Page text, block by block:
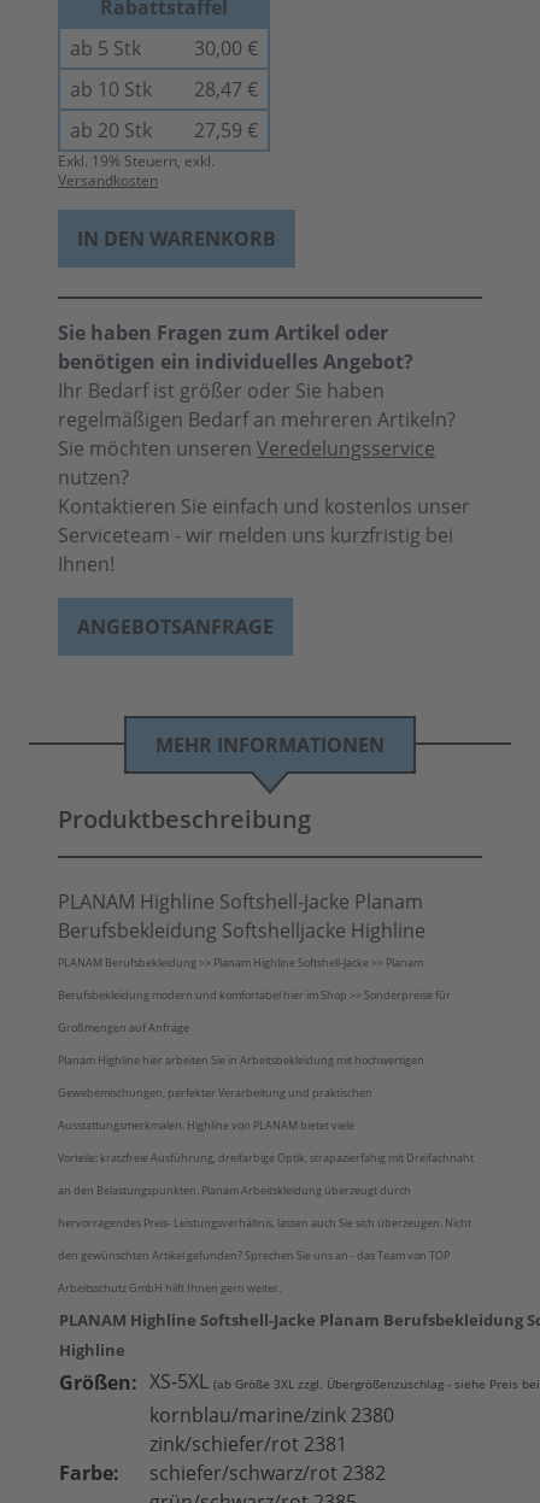
Rabattstaffel
ab 5 Stk
30,00 €
ab 10 Stk
28,47 €
ab 20 Stk
27,59 €
Exkl. 19% Steuern, exkl.
Versandkosten
IN DEN WARENKORB
Sie haben Fragen zum Artikel oder
benötigen ein individuelles Angebot?
Ihr Bedarf ist größer oder Sie haben
regelmäßigen Bedarf an mehreren Artikeln?
Sie möchten unseren Veredelungsservice
nutzen?
Kontaktieren Sie einfach und kostenlos unser
Serviceteam - wir melden uns kurzfristig bei
Ihnen!
ANGEBOTSANFRAGE
MEHR INFORMATIONEN
Produktbeschreibung
PLANAM Highline Softshell-Jacke Planam
Berufsbekleidung Softshelljacke Highline
PLANAM Berufsbekleidung >> Planam Highline Softshell-Jacke >> Planam
Berufsbekleidung modern und komfortabel hier im Shop >> Sonderpreise für
Großmengen auf Anfrage
Planam Highline hier arbeiten Sie in Arbeitsbekleidung mit hochwertigen
Gewebemischungen, perfekter Verarbeitung und praktischen
Ausstattungsmerkmalen. Highline von PLANAM bietet viele
Vorteile: kratzfreie Ausführung, dreifarbige Optik, strapazierfähig mit Dreifachnaht
an den Belastungspunkten. Planam Arbeitskleidung überzeugt durch
hervorragendes Preis- Leistungsverhältnis, lassen auch Sie sich überzeugen. Nicht
den gewünschten Artikel gefunden? Sprechen Sie uns an - das Team von TOP
Arbeitsschutz GmbH hilft Ihnen gern weiter.
PLANAM Highline Softshell-Jacke Planam Berufsbekleidung
Highline
Größen: XS-5XL (ab Größe 3XL zzgl. Übergrößenzuschlag - siehe Preis
Farbe:
kornblau/marine/zink 2380
zink/schiefer/rot 2381
schiefer/schwarz/rot 2382